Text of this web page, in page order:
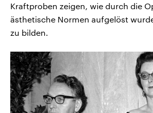
Kraftproben zeigen, wie durch die
ästhetische Normen aufgelöst
zu bilden.